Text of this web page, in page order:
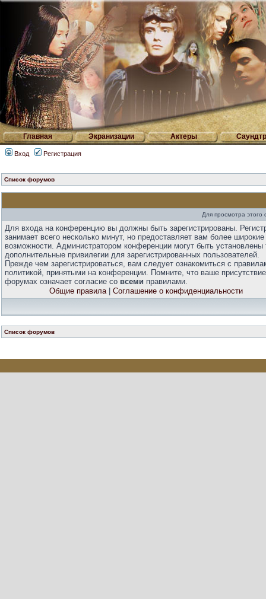
Главная Экранизации Актеры
Вход Регистрация
Список форумов
Для просмотра
Для входа на конференцию вы должны быть зарегистрированы.
занимает всего несколько минут, но предоставляет вам более широкие
возможности. Администратором конференции могут быть установлены
дополнительные привилегии для зарегистрированных пользователей.
Прежде чем зарегистрироваться, вам следует ознакомиться с
политикой, принятыми на конференции. Помните, что ваше
форумах означает согласие со всеми правилами.
Общие правила| Соглашение о конфиденциальности
Список форумов